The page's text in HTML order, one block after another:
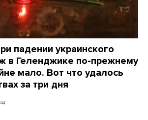
падении украинского
в Геленджике по-прежнему
мало. Вот что удалось
за три дня